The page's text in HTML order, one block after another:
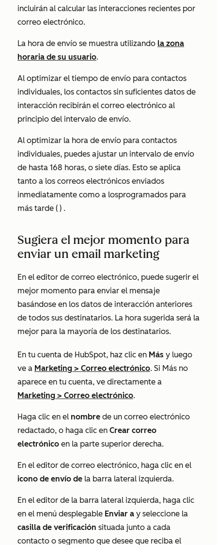
incluirán al calcular las interacciones recientes por
correo electrónico.
La hora de envío se muestra utilizando la zona
horaria de su usuario.
Al optimizar el tiempo de envío para contactos
individuales, los contactos sin suficientes datos de
interacción recibirán el correo electrónico al
principio del intervalo de envío.
Al optimizar la hora de envío para contactos
individuales, puedes ajustar un intervalo de envío
de hasta 168 horas, o siete días. Esto se aplica
tanto a los correos electrónicos enviados
inmediatamente como a losprogramados para
más tarde ( ) .
Sugiera el mejor momento para
enviar un email marketing
En el editor de correo electrónico, puede sugerir el
mejor momento para enviar el mensaje
basándose en los datos de interacción anteriores
de todos sus destinatarios. La hora sugerida será la
mejor para la mayoría de los destinatarios.
En tu cuenta de HubSpot, haz clic en Más y luego
ve a Marketing > Correo electrónico. Si Más no
aparece en tu cuenta, ve directamente a
Marketing > Correo electrónico.
Haga clic en el nombre de un correo electrónico
redactado, o haga clic en Crear correo
electrónico en la parte superior derecha.
En el editor de correo electrónico, haga clic en el
icono de envío de la barra lateral izquierda.
En el editor de la barra lateral izquierda, haga clic
en el menú desplegable Enviar a y seleccione la
casilla de verificación situada junto a cada
contacto o segmento que desee que reciba el